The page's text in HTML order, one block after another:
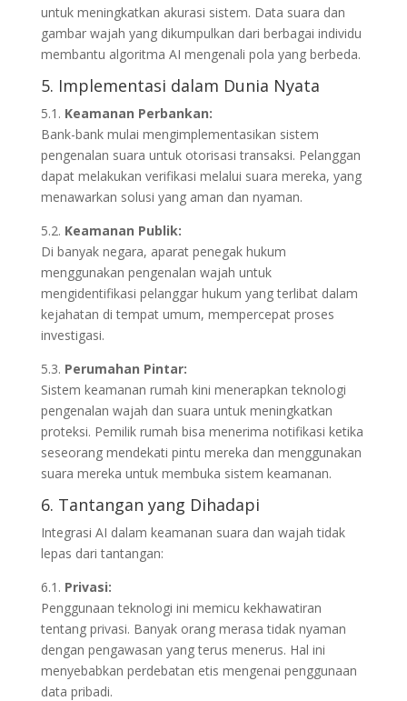
untuk meningkatkan akurasi sistem. Data suara dan
gambar wajah yang dikumpulkan dari berbagai individu
membantu algoritma AI mengenali pola yang berbeda.
5. Implementasi dalam Dunia Nyata
5.1. Keamanan Perbankan:
Bank-bank mulai mengimplementasikan sistem
pengenalan suara untuk otorisasi transaksi. Pelanggan
dapat melakukan verifikasi melalui suara mereka, yang
menawarkan solusi yang aman dan nyaman.
5.2. Keamanan Publik:
Di banyak negara, aparat penegak hukum
menggunakan pengenalan wajah untuk
mengidentifikasi pelanggar hukum yang terlibat dalam
kejahatan di tempat umum, mempercepat proses
investigasi.
5.3. Perumahan Pintar:
Sistem keamanan rumah kini menerapkan teknologi
pengenalan wajah dan suara untuk meningkatkan
proteksi. Pemilik rumah bisa menerima notifikasi ketika
seseorang mendekati pintu mereka dan menggunakan
suara mereka untuk membuka sistem keamanan.
6. Tantangan yang Dihadapi
Integrasi AI dalam keamanan suara dan wajah tidak
lepas dari tantangan:
6.1. Privasi:
Penggunaan teknologi ini memicu kekhawatiran
tentang privasi. Banyak orang merasa tidak nyaman
dengan pengawasan yang terus menerus. Hal ini
menyebabkan perdebatan etis mengenai penggunaan
data pribadi.